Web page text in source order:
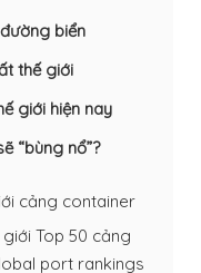
biển
thế giới
giới hiện nay
“bùng nổ”?
cảng container
Top 50 cảng
port rankings